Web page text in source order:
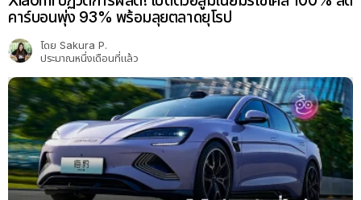
คาร์บอนพุ่ง 93% พร้อมลุยตลาดยุโรป
โดย Sakura P.
ประมาณหนึ่งเดือนที่แล้ว